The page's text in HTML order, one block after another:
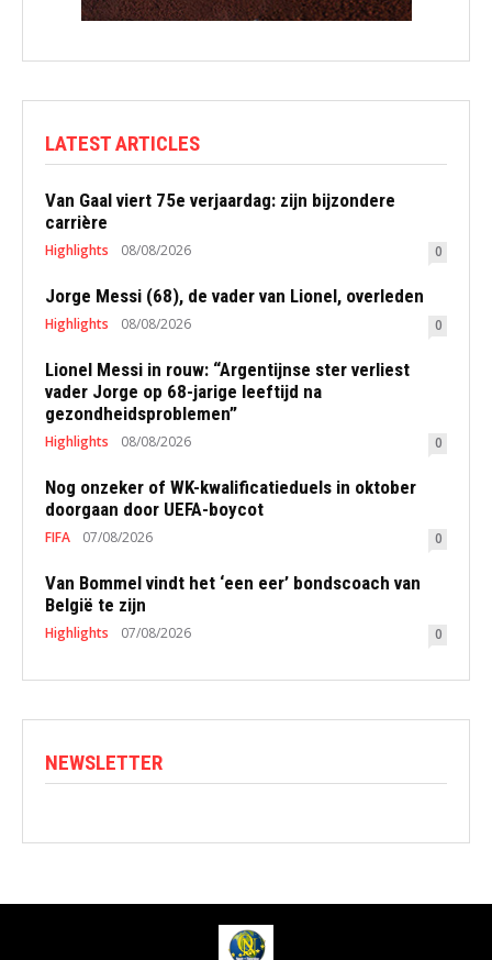
LATEST ARTICLES
Van Gaal viert 75e verjaardag: zijn bijzondere
carrière
Highlights 08/08/2026 0
Jorge Messi (68), de vader van Lionel, overleden
Highlights 08/08/2026 0
Lionel Messi in rouw: “Argentijnse ster verliest
vader Jorge op 68-jarige leeftijd na
gezondheidsproblemen”
Highlights 08/08/2026 0
Nog onzeker of WK-kwalificatieduels in oktober
doorgaan door UEFA-boycot
FIFA 07/08/2026 0
Van Bommel vindt het ‘een eer’ bondscoach van
België te zijn
Highlights 07/08/2026 0
NEWSLETTER